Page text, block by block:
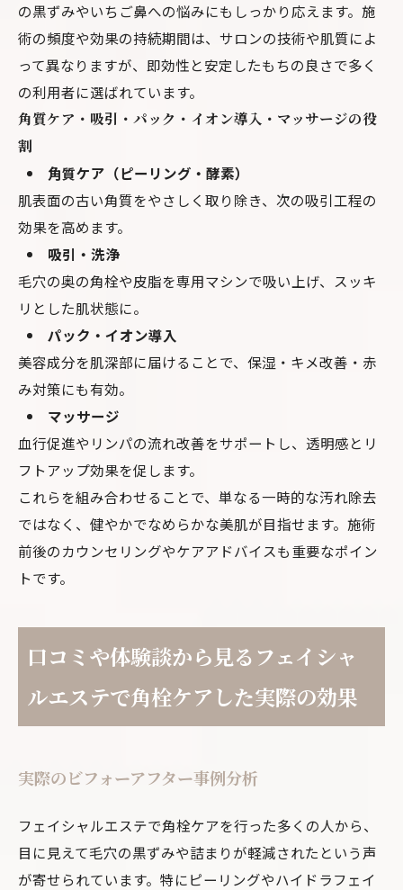
の黒ずみやいちご鼻への悩みにもしっかり応えます。施
術の頻度や効果の持続期間は、サロンの技術や肌質によ
って異なりますが、即効性と安定したもちの良さで多く
の利用者に選ばれています。
角質ケア・吸引・パック・イオン導入・マッサージの役
割
角質ケア（ピーリング・酵素）
肌表面の古い角質をやさしく取り除き、次の吸引工程の
効果を高めます。
吸引・洗浄
毛穴の奥の角栓や皮脂を専用マシンで吸い上げ、スッキ
リとした肌状態に。
パック・イオン導入
美容成分を肌深部に届けることで、保湿・キメ改善・赤
み対策にも有効。
マッサージ
血行促進やリンパの流れ改善をサポートし、透明感とリ
フトアップ効果を促します。
これらを組み合わせることで、単なる一時的な汚れ除去
ではなく、健やかでなめらかな美肌が目指せます。施術
前後のカウンセリングやケアアドバイスも重要なポイン
トです。
口コミや体験談から見るフェイシャ
ルエステで角栓ケアした実際の効果
実際のビフォーアフター事例分析
フェイシャルエステで角栓ケアを行った多くの人から、
目に見えて毛穴の黒ずみや詰まりが軽減されたという声
が寄せられています。特にピーリングやハイドラフェイ